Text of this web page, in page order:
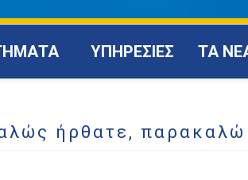
ΥΠΗΡΕΣΙΕΣ ΤΑ
ήρθατε, παρακαλώ